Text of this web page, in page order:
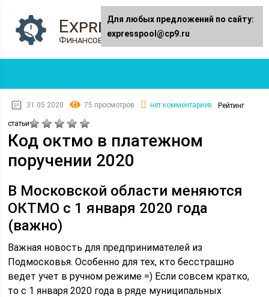
Expresspool.ru
Финансовый журнал
31.05.2020 75 просмотров нет комментариев Рейтинг
статьи
Код октмо в платежном
поручении 2020
В Московской области меняются
ОКТМО с 1 января 2020 года
(важно)
Важная новость для предпринимателей из
Подмосковья. Особенно для тех, кто бесстрашно
ведет учет в ручном режиме =) Если совсем кратко,
то с 1 января 2020 года в ряде муниципальных
Для любых предложений по сайту:
expresspool@cp9.ru